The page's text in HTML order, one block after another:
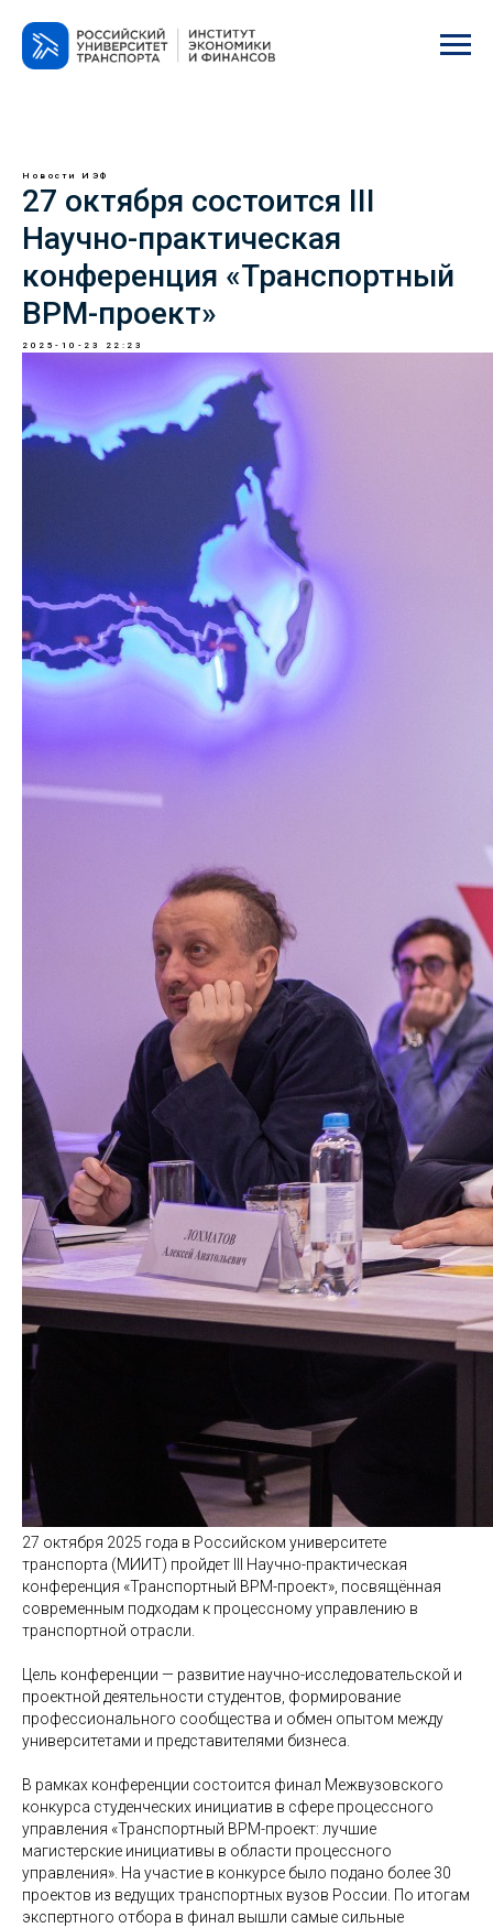
Новости ИЭФ
27 октября состоится III
Научно-практическая
конференция «Транспортный
BPM-проект»
2025-10-23 22:23
27 октября 2025 года в Российском университете
транспорта (МИИТ) пройдет III Научно-практическая
конференция «Транспортный BPM-проект», посвящённая
современным подходам к процессному управлению в
транспортной отрасли.
Цель конференции — развитие научно-исследовательской и
проектной деятельности студентов, формирование
профессионального сообщества и обмен опытом между
университетами и представителями бизнеса.
В рамках конференции состоится финал Межвузовского
конкурса студенческих инициатив в сфере процессного
управления «Транспортный BPM-проект: лучшие
магистерские инициативы в области процессного
управления». На участие в конкурсе было подано более 30
проектов из ведущих транспортных вузов России. По итогам
экспертного отбора в финал вышли самые сильные